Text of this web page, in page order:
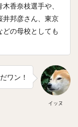
香奈枝選手や、
邦彦さん、 東京
どの母校としても
イッヌ
ワン！
（ひるまたくや）
モイネロ・ピタ